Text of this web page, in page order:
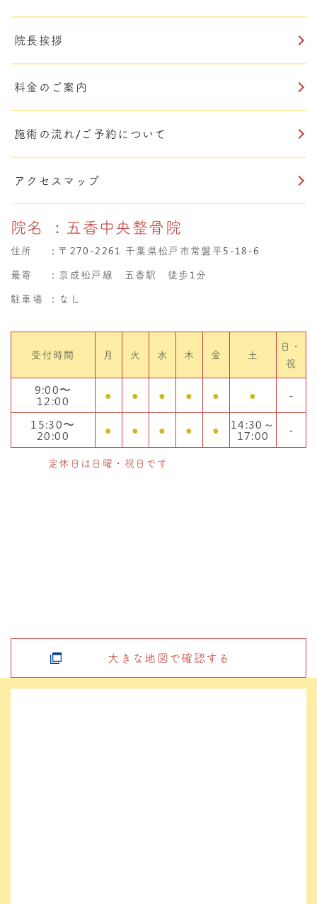
院長挨拶
料金のご案内
施術の流れ/ご予約について
アクセスマップ
院名 ：五香中央整骨院
住所 ： 〒270-2261 千葉県松戸市常盤平5-18-6
最寄
：京成松戸線 五香駅 徒歩1分
駐車場
：なし
受付時間 月 火 水 木 金 土
日・
祝
9:00〜
12:00 ● ● ● ● ● ●
-
15:30〜
20:00 ● ● ● ● ● 14:30～
17:00 -
定休日は日曜・祝日です
大きな地図で確認する